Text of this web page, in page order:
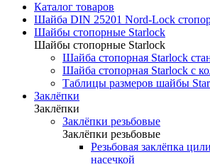
Каталог товаров
Шайба DIN 25201 Nord-Lock
Шайбы стопорные Starlock
Шайбы стопорные Starlock
Шайба стопорная Starlock
Шайба стопорная Starlock с
Таблицы размеров шайбы
Заклёпки
Заклёпки
Заклёпки резьбовые
Заклёпки резьбовые
Резьбовая заклёпка
насечкой